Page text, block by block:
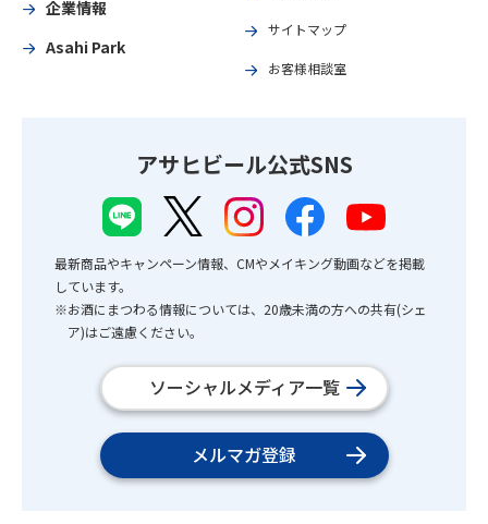
企業情報
Asahi Park
サイトマップ
お客様相談室
アサヒビール公式SNS
最新商品やキャンペーン情報、CMやメイキング動画などを掲載
しています。
※お酒にまつわる情報については、20歳未満の方への共有(シェ
ア)はご遠慮ください。
ソーシャルメディア一覧
メルマガ登録